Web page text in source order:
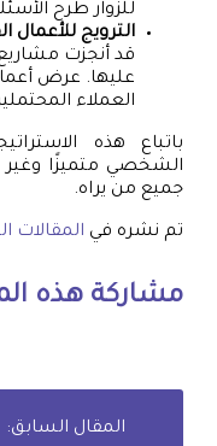
للزوار طرح
الترويج
قد أنجزت
عليها. عرض
العملاء
باتباع هذه
الشخصي متميزًا وغير
جميع من يراه.
تم نشره في المقالات
مشاركة هذه
المقال السابق: